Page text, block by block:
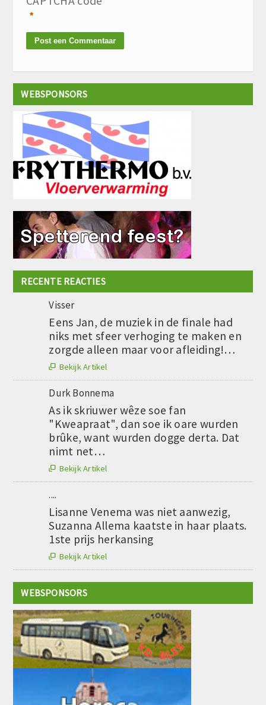
*
WEBSPONSORS
RECENTE REACTIES
Visser
Eens Jan, de muziek in de finale had
niks met sfeer verhoging te maken en
zorgde alleen maar voor afleiding!…
 Bekijk Artikel
Durk Bonnema
As ik skriuwer wêze soe fan
"Kweapraat", dan soe ik oare wurden
brûke, want wurden dogge derta. Dat
nimt net…
 Bekijk Artikel
....
Lisanne Venema was niet aanwezig,
Suzanna Allema kaatste in haar plaats.
1ste prijs herkansing
 Bekijk Artikel
WEBSPONSORS